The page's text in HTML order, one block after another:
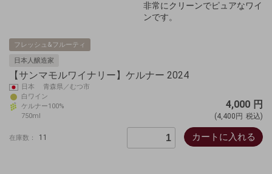
非常にクリーンでピュアなワイ
ンです。
フレッシュ&フルーティ
日本人醸造家
【サンマモルワイナリー】ケルナー 2024
日本 青森県／むつ市
白ワイン
ケルナー100%
750ml
4,000 円
(4,400円 税込)
在庫数： 11 カートに入れる